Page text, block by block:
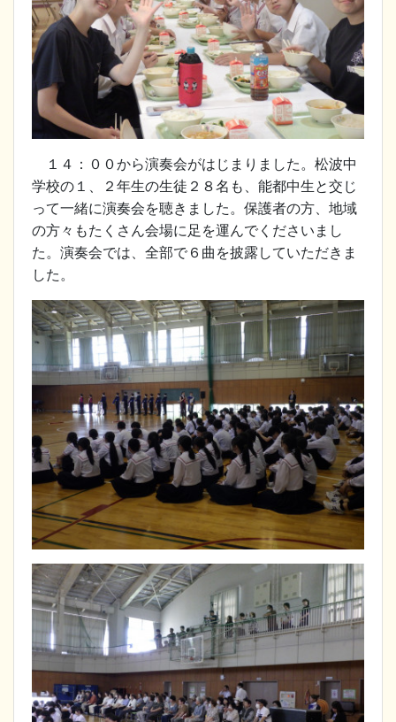
１４：００から演奏会がはじまりました。松波中
学校の１、２年生の生徒２８名も、能都中生と交じ
って一緒に演奏会を聴きました。保護者の方、地域
の方々もたくさん会場に足を運んでくださいまし
た。演奏会では、全部で６曲を披露していただきま
した。